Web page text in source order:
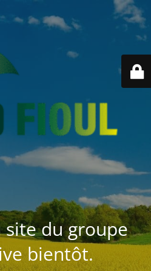
site du groupe
bientôt.